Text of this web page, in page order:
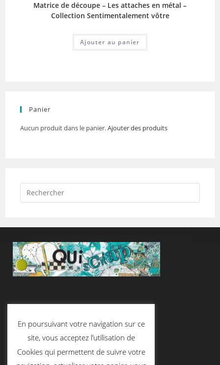
Matrice de découpe – Les attaches en métal –
Collection Sentimentalement vôtre
Ajouter au panier
Panier
Aucun produit dans le panier.Ajouter des produits
Contactez-Nous
En poursuivant votre navigation sur ce
site, vous acceptez l’utilisation de
Cookies qui permettent de suivre votre